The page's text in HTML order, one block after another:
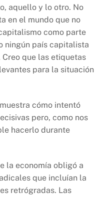
aquello y lo otro. No
en el mundo que no
como parte
ningún país capitalista
que las etiquetas
para la situación
cómo intentó
pero, como nos
hacerlo durante
la economía obligó a
que incluían la
retrógradas. Las